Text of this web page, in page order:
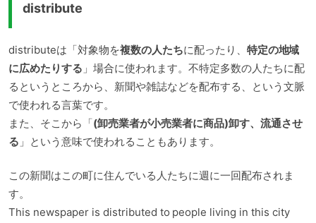
distribute
distributeは「対象物を複数の人たちに配ったり、 特定の地域
に広めたりする 」場合に使われます。不特定多数の人たちに配
るというところから、新聞や雑誌などを配布する、という文脈
で使われる言葉です。
また、そこから「(卸売業者が小売業者に商品)卸す、流通させ
る 」という意味で使われることもあります。
この新聞はこの町に住んでいる人たちに週に一回配布されま
す。
This newspaper is distributed to people living in this city